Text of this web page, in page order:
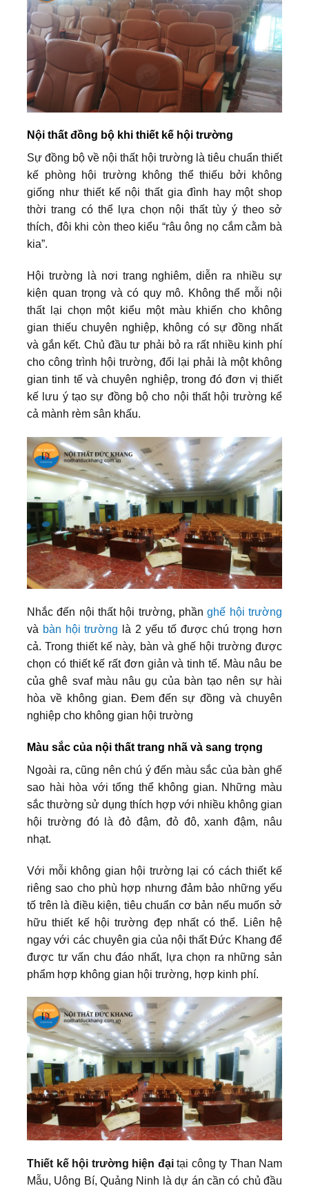
Nội thất đồng bộ khi thiết kế hội trường
Sự đồng bộ về nội thất hội trường là tiêu chuẩn thiết
kế phòng hội trường không thể thiếu bởi không
giống như thiết kế nội thất gia đình hay một shop
thời trang có thể lựa chọn nội thất tùy ý theo sở
thích, đôi khi còn theo kiểu “râu ông nọ cắm cằm bà
kia”.
Hội trường là nơi trang nghiêm, diễn ra nhiều sự
kiện quan trọng và có quy mô. Không thể mỗi nội
thất lại chọn một kiểu một màu khiến cho không
gian thiếu chuyên nghiệp, không có sự đồng nhất
và gắn kết. Chủ đầu tư phải bỏ ra rất nhiều kinh phí
cho công trình hội trường, đổi lại phải là một không
gian tinh tế và chuyên nghiệp, trong đó đơn vị thiết
kế lưu ý tạo sự đồng bộ cho nội thất hội trường kể
cả mành rèm sân khấu.
Nhắc đến nội thất hội trường, phầnghế hội trường
và bàn hội trường là 2 yếu tố được chú trọng hơn
cả. Trong thiết kế này, bàn và ghế hội trường được
chọn có thiết kế rất đơn giản và tinh tế. Màu nâu be
của ghê svaf màu nâu gụ của bàn tạo nên sự hài
hòa về không gian. Đem đến sự đồng và chuyên
nghiệp cho không gian hội trường
Màu sắc của nội thất trang nhã và sang trọng
Ngoài ra, cũng nên chú ý đến màu sắc của bàn ghế
sao hài hòa với tổng thể không gian. Những màu
sắc thường sử dụng thích hợp với nhiều không gian
hội trường đó là đỏ đậm, đỏ đô, xanh đậm, nâu
nhạt.
Với mỗi không gian hội trường lại có cách thiết kế
riêng sao cho phù hợp nhưng đảm bảo những yếu
tố trên là điều kiện, tiêu chuẩn cơ bản nếu muốn sở
hữu thiết kế hội trường đẹp nhất có thể. Liên hệ
ngay với các chuyên gia của nội thất Đức Khang để
được tư vấn chu đáo nhất, lựa chọn ra những sản
phẩm hợp không gian hội trường, hợp kinh phí.
Thiết kế hội trường hiện đạitại công ty Than Nam
Mẫu, Uông Bí, Quảng Ninh là dự án cần có chủ đầu